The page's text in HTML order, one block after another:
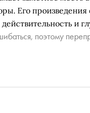
Его
и
поэтому